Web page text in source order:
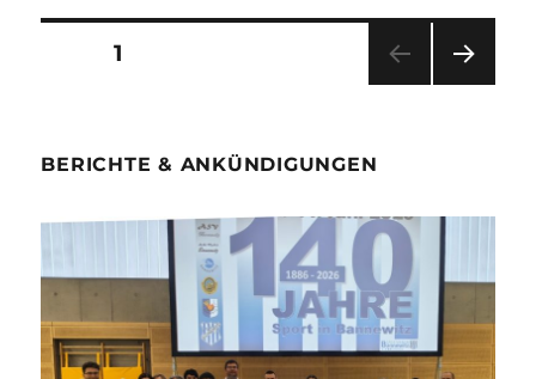
Seitennummerierung
Beiträge
SEITE1
BERICHTE & ANKÜNDIGUNGEN